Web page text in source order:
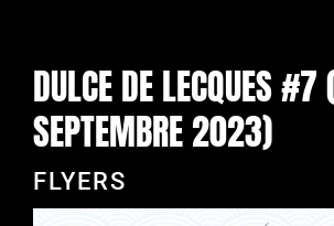
DULCE DE LECQUES
SEPTEMBRE 2023)
FLYERS